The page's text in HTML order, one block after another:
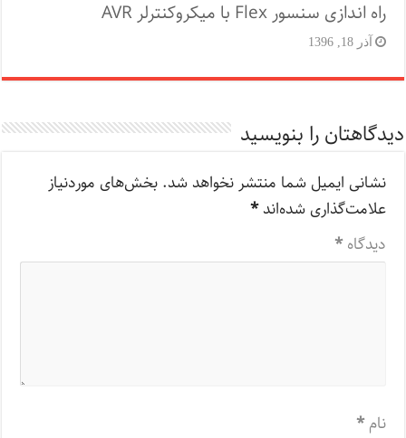
راه اندازی سنسور Flex با میکروکنترلر AVR
آذر 18, 1396
دیدگاهتان را بنویسید
نشانی ایمیل شما منتشر نخواهد شد. بخش‌های موردنیاز
علامت‌گذاری شده‌اند*
دیدگاه*
نام*